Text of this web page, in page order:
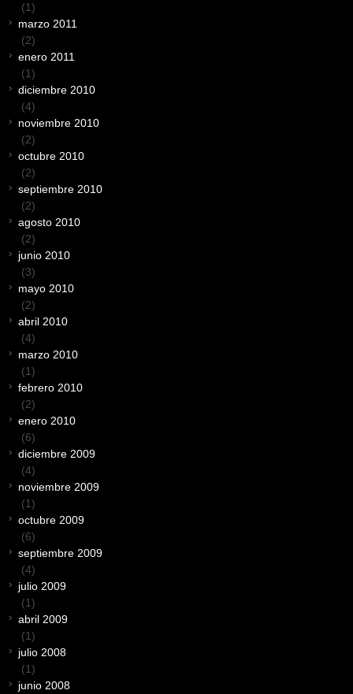
(1)
marzo 2011
(2)
enero 2011
(1)
diciembre 2010
(4)
noviembre 2010
(2)
octubre 2010
(2)
septiembre 2010
(2)
agosto 2010
(2)
junio 2010
(3)
mayo 2010
(2)
abril 2010
(4)
marzo 2010
(1)
febrero 2010
(2)
enero 2010
(6)
diciembre 2009
(4)
noviembre 2009
(1)
octubre 2009
(6)
septiembre 2009
(4)
julio 2009
(1)
abril 2009
(1)
julio 2008
(1)
junio 2008